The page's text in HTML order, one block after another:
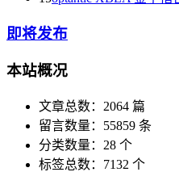
即将发布
本站概况
文章总数：2064 篇
留言数量：55859 条
分类数量：28 个
标签总数：7132 个